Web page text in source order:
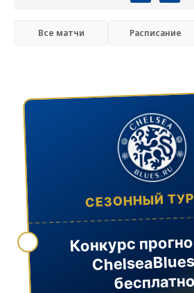
Все матчи Расписание
СЕЗОННЫЙ
Конкурс